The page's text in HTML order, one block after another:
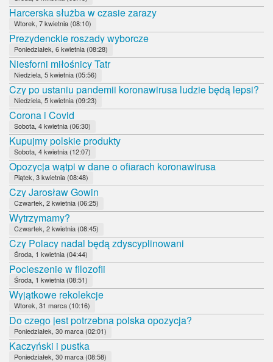
Harcerska służba w czasie zarazy
Wtorek, 7 kwietnia (08:10)
Prezydenckie roszady wyborcze
Poniedziałek, 6 kwietnia (08:28)
Niesforni miłośnicy Tatr
Niedziela, 5 kwietnia (05:56)
Czy po ustaniu pandemii koronawirusa ludzie będą lepsi?
Niedziela, 5 kwietnia (09:23)
Corona i Covid
Sobota, 4 kwietnia (06:30)
Kupujmy polskie produkty
Sobota, 4 kwietnia (12:07)
Opozycja wątpi w dane o ofiarach koronawirusa
Piątek, 3 kwietnia (08:48)
Czy Jarosław Gowin
Czwartek, 2 kwietnia (06:25)
Wytrzymamy?
Czwartek, 2 kwietnia (08:45)
Czy Polacy nadal będą zdyscyplinowani
Środa, 1 kwietnia (04:44)
Pocieszenie w filozofii
Środa, 1 kwietnia (08:51)
Wyjątkowe rekolekcje
Wtorek, 31 marca (10:16)
Do czego jest potrzebna polska opozycja?
Poniedziałek, 30 marca (02:01)
Kaczyński i pustka
Poniedziałek, 30 marca (08:58)